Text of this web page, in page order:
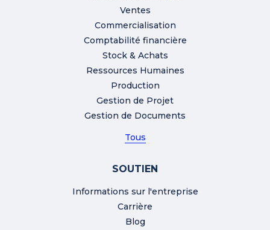
Ventes
Commercialisation
Comptabilité financière
Stock & Achats
Ressources Humaines
Production
Gestion de Projet
Gestion de Documents
Tous
SOUTIEN
Informations sur l'entreprise
Carrière
Blog